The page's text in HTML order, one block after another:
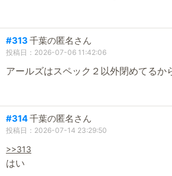
#313 千葉の匿名さん
投稿日：2026-07-06 11:42:06
アールズはスペック２以外閉めてるか
#314千葉の匿名さん
投稿日：2026-07-14 23:29:50
>>313
はい